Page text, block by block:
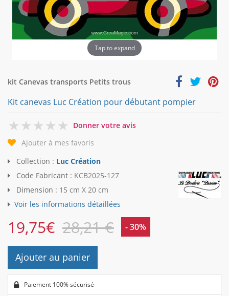
Tap to expand
kit Canevas transports Petits trous
Kit canevas Luc Création pour débutant pompier
0
Donner votre avis
Ajouter à mes favoris
Collection : Luc Création
Code Fabricant : KCB2025-127
Dimension : 15 cm X 20 cm
Voir les informations détaillées
19,75€ 28,21 € - 30%
Ajouter au panier
Paiement 100% sécurisé